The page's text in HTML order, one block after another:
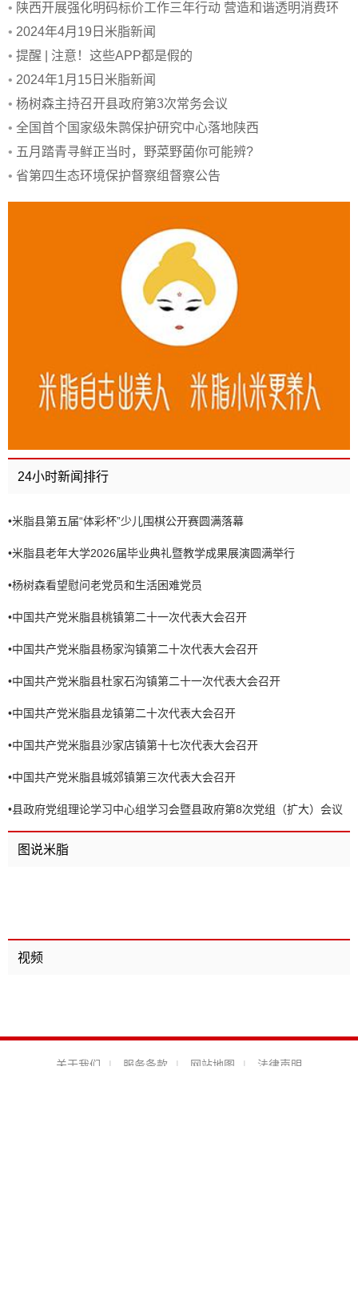
• 陕西开展强化明码标价工作三年行动 营造和谐透明消费环
境
• 2024年4月19日米脂新闻
• 提醒 | 注意！这些APP都是假的
• 2024年1月15日米脂新闻
• 杨树森主持召开县政府第3次常务会议
• 全国首个国家级朱鹮保护研究中心落地陕西
• 五月踏青寻鲜正当时，野菜野菌你可能辨?
• 省第四生态环境保护督察组督察公告
24小时新闻排行
•米脂县第五届“体彩杯”少儿围棋公开赛圆满落幕
•米脂县老年大学2026届毕业典礼暨教学成果展演圆满举行
•杨树森看望慰问老党员和生活困难党员
•中国共产党米脂县桃镇第二十一次代表大会召开
•中国共产党米脂县杨家沟镇第二十次代表大会召开
•中国共产党米脂县杜家石沟镇第二十一次代表大会召开
•中国共产党米脂县龙镇第二十次代表大会召开
•中国共产党米脂县沙家店镇第十七次代表大会召开
•中国共产党米脂县城郊镇第三次代表大会召开
•县政府党组理论学习中心组学习会暨县政府第8次党组（扩大）会议
召开
图说米脂
视频
关于我们 | 服务条款 | 网站地图 |
法律声明